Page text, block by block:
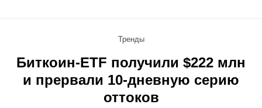
Тренды
Биткоин-ETF получили $222 млн
и прервали 10-дневную серию
оттоков